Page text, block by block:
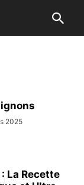
2025
La Recette